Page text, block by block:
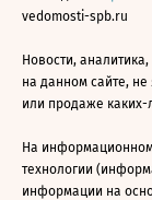
vedomosti-spb.ru
Новости,
на данном сайте,
или продаже каких-
На
технологии
информации на